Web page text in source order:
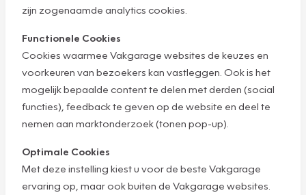
zijn zogenaamde analytics cookies.
Functionele Cookies
Cookies waarmee Vakgarage websites de keuzes en
voorkeuren van bezoekers kan vastleggen. Ook is het
mogelijk bepaalde content te delen met derden (social
functies), feedback te geven op de website en deel te
nemen aan marktonderzoek (tonen pop-up).
Optimale Cookies
Met deze instelling kiest u voor de beste Vakgarage
ervaring op, maar ook buiten de Vakgarage websites.